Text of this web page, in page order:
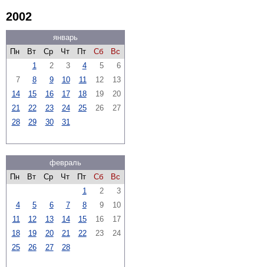
2002
январь
Пн
Вт Ср Чт Пт Сб
Вс
1
2 3 4 5
6
7
8 9 10 11 12
13
14
15 16 17 18 19
20
21
22 23 24 25 26
27
28
29 30 31
февраль
Пн
Вт Ср Чт Пт Сб
Вс
1
2
3
4
5 6 7 8 9
10
11
12 13 14 15 16
17
18
19 20 21 22 23
24
25
26 27 28